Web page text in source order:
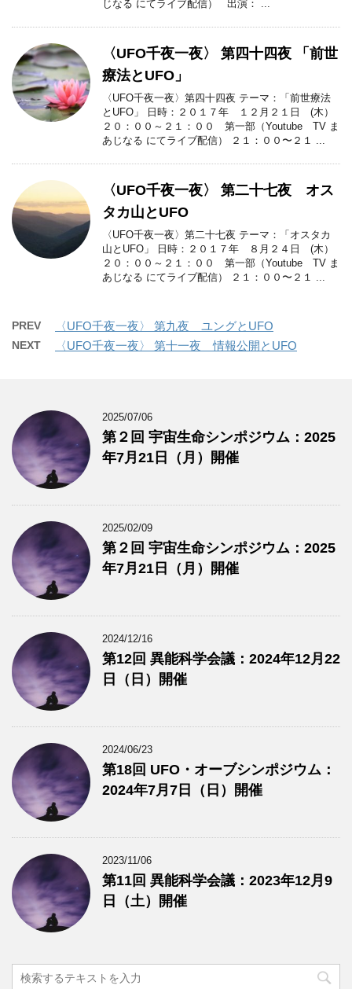
じなる にてライブ配信） 出演： ...
〈UFO千夜一夜〉 第四十四夜 「前世
療法とUFO」
〈UFO千夜一夜〉第四十四夜 テーマ：「前世療法
とUFO」 日時：２０１７年 １２月２１日 (木）
２０：００～２１：００ 第一部（Youtube TV ま
あじなる にてライブ配信） ２１：００〜２１ ...
〈UFO千夜一夜〉 第二十七夜 オス
タカ山とUFO
〈UFO千夜一夜〉第二十七夜 テーマ：「オスタカ
山とUFO」 日時：２０１７年 ８月２４日 (木）
２０：００～２１：００ 第一部（Youtube TV ま
あじなる にてライブ配信） ２１：００〜２１ ...
PREV 〈UFO千夜一夜〉 第九夜 ユングとUFO
NEXT 〈UFO千夜一夜〉 第十一夜 情報公開とUFO
2025/07/06
第２回 宇宙生命シンポジウム：2025
年7月21日（月）開催
2025/02/09
第２回 宇宙生命シンポジウム：2025
年7月21日（月）開催
2024/12/16
第12回 異能科学会議：2024年12月22
日（日）開催
2024/06/23
第18回 UFO・オーブシンポジウム：
2024年7月7日（日）開催
2023/11/06
第11回 異能科学会議：2023年12月9
日（土）開催